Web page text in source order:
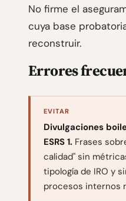
No firme el
cuya base
reconstruir.
Errores
EVITAR
Divulgaciones
ESRS 1. Frases
calidad" sin
tipología de IRO y
procesos internos